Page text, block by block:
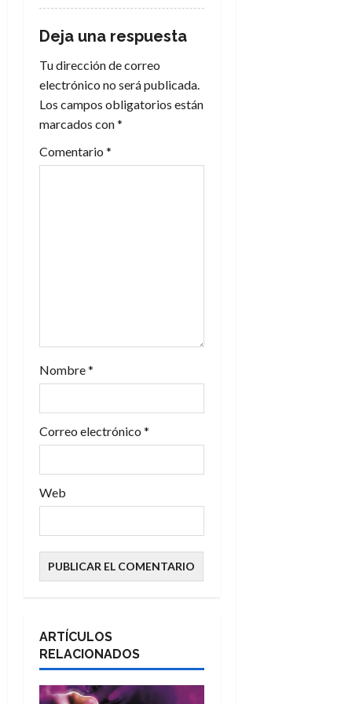
Deja una respuesta
Tu dirección de correo
electrónico no será publicada.
Los campos obligatorios están
marcados con*
Comentario *
Nombre*
Correo electrónico *
Web
ARTÍCULOS
RELACIONADOS